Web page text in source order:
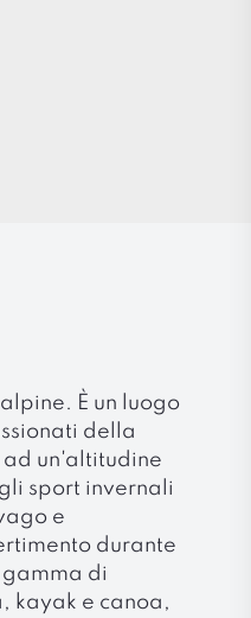
È un luogo
della
un'altitudine
sport invernali
e
durante
di
kayak e canoa,